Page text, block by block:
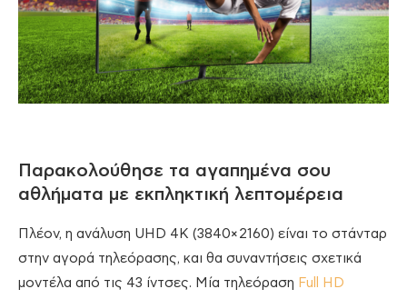
Παρακολούθησε τα αγαπημένα σου
αθλήματα με εκπληκτική λεπτομέρεια
Πλέον, η ανάλυση UHD 4K (3840×2160) είναι το στάνταρ
στην αγορά τηλεόρασης, και θα συναντήσεις σχετικά
μοντέλα από τις 43 ίντσες. Μία τηλεόραση Full HD